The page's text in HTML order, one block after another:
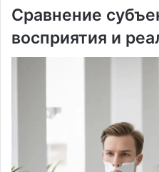
Сравнение
восприятия и